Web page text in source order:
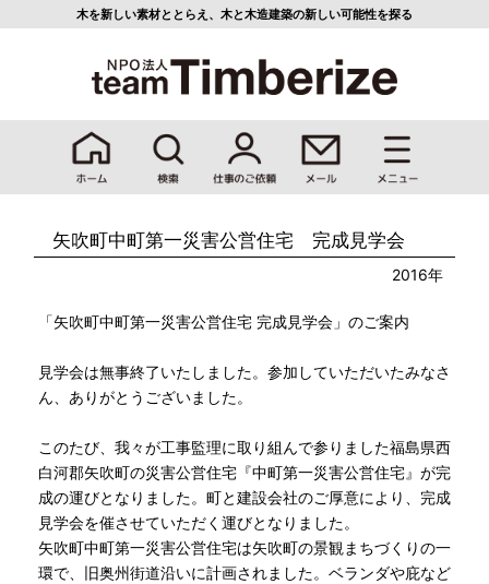
木を新しい素材ととらえ、 木と木造建築の新しい可能性を探る
矢吹町中町第一災害公営住宅 完成見学会
2016年
「矢吹町中町第一災害公営住宅 完成見学会」のご案内
見学会は無事終了いたしました。参加していただいたみなさ
ん、ありがとうございました。
このたび、我々が工事監理に取り組んで参りました福島県西
白河郡矢吹町の災害公営住宅『中町第一災害公営住宅』が完
成の運びとなりました。町と建設会社のご厚意により、完成
見学会を催させていただく運びとなりました。
矢吹町中町第一災害公営住宅は矢吹町の景観まちづくりの一
環で、旧奥州街道沿いに計画されました。ベランダや庇など